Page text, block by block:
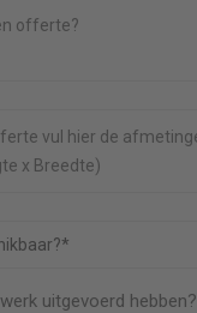
uitgevoerd hebben?